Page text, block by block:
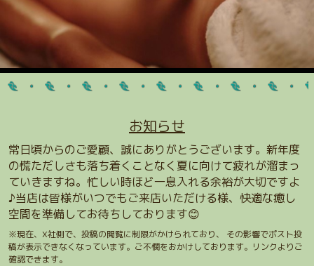
お知らせ
常日頃からのご愛顧、誠にありがとうございます。新年度
の慌ただしさも落ち着くことなく夏に向けて疲れが溜まっ
ていきますね。忙しい時ほど一息入れる余裕が大切ですよ
♪当店は皆様がいつでもご来店いただける様、快適な癒し
空間を準備してお待ちしております😊
※現在、X社側で、投稿の閲覧に制限がかけられており、 その影響でポスト投
稿が表示できなくなっています。ご不憫をおかけしております。リンクよりご
確認できます。